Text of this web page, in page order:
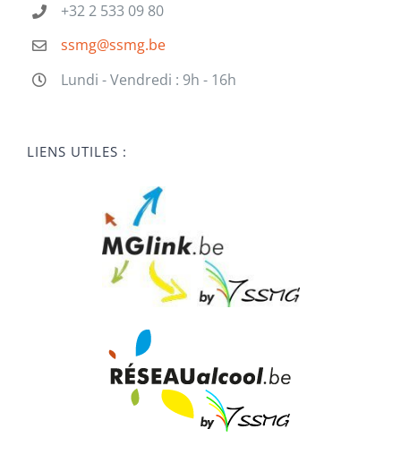
+32 2 533 09 80
ssmg@ssmg.be
Lundi - Vendredi : 9h - 16h
LIENS UTILES :